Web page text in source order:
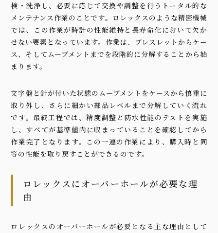
検・洗浄し、必要に応じて交換や調整を行うトータル的な
メンテナンス作業のことです。ロレックスのような精密機械
では、この作業が時計の性能維持と長寿命化において欠か
せない要素となっています。作業は、ブレスレットからケー
ス、そしてムーブメントまでを段階的に分解することから始
まります。
文字盤と針が付いた状態のムーブメントをケースから慎重に
取り外し、さらに細かい部品レベルまで分解していく流れ
です。最終工程では、精度調整と防水性能のテストを実施
し、すべてが基準値内に収まっていることを確認してから
作業完了となります。この一連の作業により、購入時と同
等の性能を取り戻すことができるのです。
ロレックスにオーバーホールが必要な理
由
ロレックスのオーバーホールが必要となる主な理由として